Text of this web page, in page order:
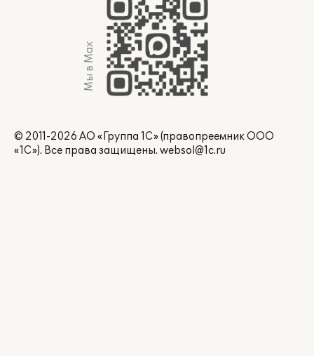
Мы в Max
© 2011-2026 АО «Группа 1С» (правопреемник ООО
«1С»). Все права защищены. websol@1c.ru